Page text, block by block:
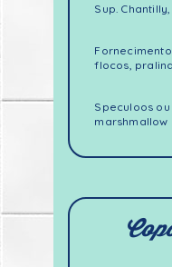
Sup.
flocos,
Speculoos
marshmallow